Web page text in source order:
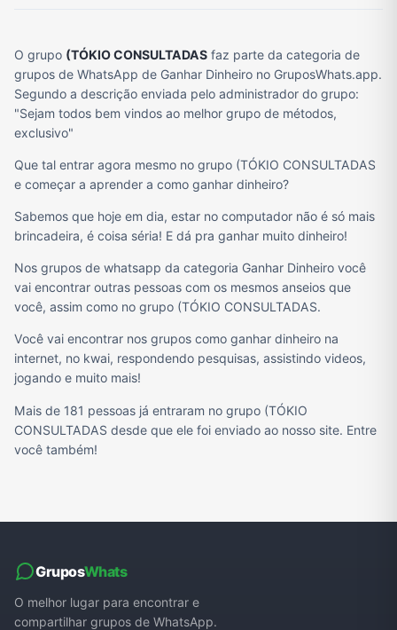
O grupo (TÓKIO CONSULTADAS faz parte da categoria de
grupos de WhatsApp de Ganhar Dinheiro no GruposWhats.app.
Segundo a descrição enviada pelo administrador do grupo:
"Sejam todos bem vindos ao melhor grupo de métodos,
exclusivo"
Que tal entrar agora mesmo no grupo (TÓKIO CONSULTADAS
e começar a aprender a como ganhar dinheiro?
Sabemos que hoje em dia, estar no computador não é só mais
brincadeira, é coisa séria! E dá pra ganhar muito dinheiro!
Nos grupos de whatsapp da categoria Ganhar Dinheiro você
vai encontrar outras pessoas com os mesmos anseios que
você, assim como no grupo (TÓKIO CONSULTADAS.
Você vai encontrar nos grupos como ganhar dinheiro na
internet, no kwai, respondendo pesquisas, assistindo videos,
jogando e muito mais!
Mais de 181 pessoas já entraram no grupo (TÓKIO
CONSULTADAS desde que ele foi enviado ao nosso site. Entre
você também!
GruposWhats
O melhor lugar para encontrar e
compartilhar grupos de WhatsApp.